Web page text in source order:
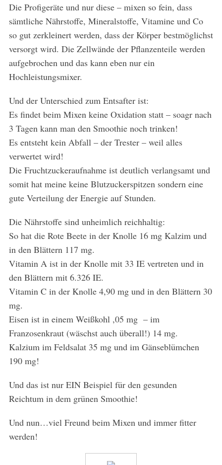
Die Profigeräte und nur diese – mixen so fein, dass
sämtliche Nährstoffe, Mineralstoffe, Vitamine und Co
so gut zerkleinert werden, dass der Körper bestmöglichst
versorgt wird. Die Zellwände der Pflanzenteile werden
aufgebrochen und das kann eben nur ein
Hochleistungsmixer.
Und der Unterschied zum Entsafter ist:
Es findet beim Mixen keine Oxidation statt – soagr nach
3 Tagen kann man den Smoothie noch trinken!
Es entsteht kein Abfall – der Trester – weil alles
verwertet wird!
Die Fruchtzuckeraufnahme ist deutlich verlangsamt und
somit hat meine keine Blutzuckerspitzen sondern eine
gute Verteilung der Energie auf Stunden.
Die Nährstoffe sind unheimlich reichhaltig:
So hat die Rote Beete in der Knolle 16 mg Kalzim und
in den Blättern 117 mg.
Vitamin A ist in der Knolle mit 33 IE vertreten und in
den Blättern mit 6.326 IE.
Vitamin C in der Knolle 4,90 mg und in den Blättern 30
mg.
Eisen ist in einem Weißkohl ,05 mg – im
Franzosenkraut (wäschst auch überall!) 14 mg.
Kalzium im Feldsalat 35 mg und im Gänseblümchen
190 mg!
Und das ist nur EIN Beispiel für den gesunden
Reichtum in dem grünen Smoothie!
Und nun…viel Freund beim Mixen und immer fitter
werden!